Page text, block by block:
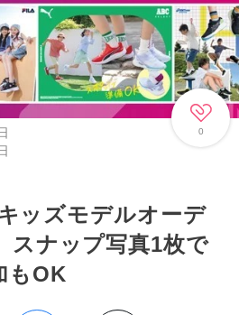
0
ッズモデルオーデ
ナップ写真1枚で
もOK